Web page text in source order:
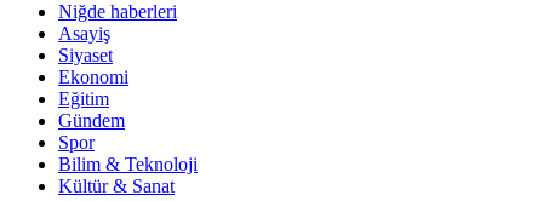
Niğde haberleri
Asayiş
Siyaset
Ekonomi
Eğitim
Gündem
Spor
Bilim & Teknoloji
Kültür & Sanat